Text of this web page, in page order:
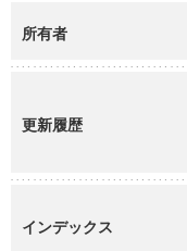
所有者
更新履歴
インデックス